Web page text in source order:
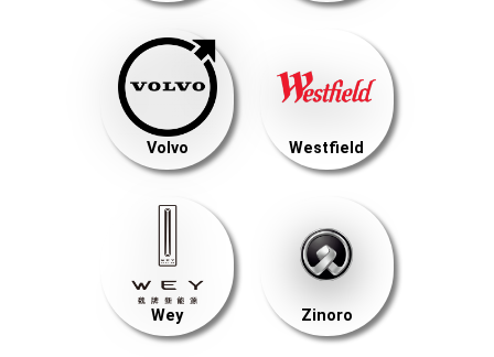
Volvo Westfield
Wey Zinoro